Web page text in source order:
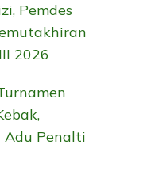
Pemdes
2026
Adu Penalti